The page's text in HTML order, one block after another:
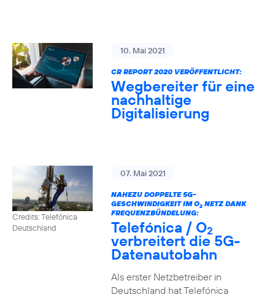
10. Mai 2021
CR REPORT 2020 VERÖFFENTLICHT:
Wegbereiter für eine
nachhaltige
Digitalisierung
Credits: Telefónica
Deutschland
07. Mai 2021
NAHEZU DOPPELTE 5G-
GESCHWINDIGKEIT IM O2NETZ DANK
FREQUENZBÜNDELUNG:
Telefónica / O2
verbreitert die 5G-
Datenautobahn
Als erster Netzbetreiber in
Deutschland hat Telefónica